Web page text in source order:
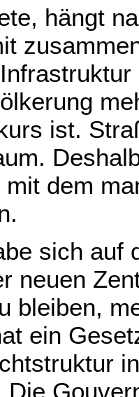
hängt
ist.
dem
sich auf
neuen
bleiben,
ein
Die